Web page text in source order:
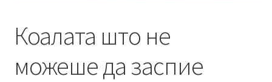
Коалата што не
можеше да заспие